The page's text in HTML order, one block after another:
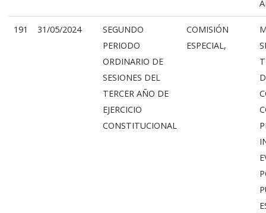
191 31/05/2024
SEGUNDO
PERIODO
ORDINARIO DE
SESIONES DEL
TERCER AÑO DE
EJERCICIO
CONSTITUCIONAL
COMISIÓN
ESPECIAL,